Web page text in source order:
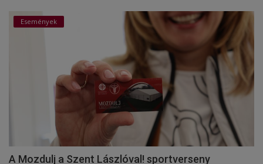
Események
A Mozdulj a Szent Lászlóval! sportverseny